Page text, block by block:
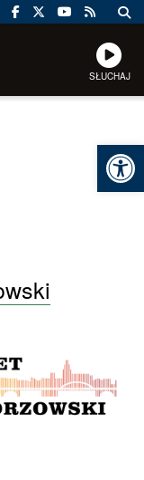
SŁUCHAJ